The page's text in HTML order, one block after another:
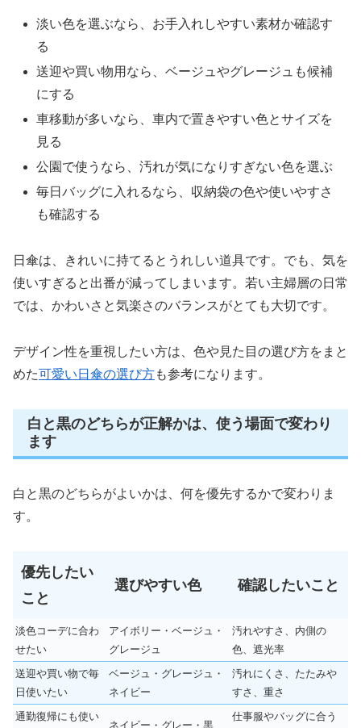
淡い色を選ぶなら、お手入れしやすい素材か確認す
る
送迎や買い物用なら、ベージュやグレージュも候補
にする
車移動が多いなら、車内で置きやすい色とサイズを
見る
公園で使うなら、汚れが気になりすぎない色を選ぶ
毎日バッグに入れるなら、収納袋の色や使いやすさ
も確認する
日傘は、きれいに持てるとうれしい道具です。でも、気を
使いすぎると出番が減ってしまいます。若い主婦層の日常
では、かわいさと気楽さのバランスがとても大切です。
デザイン性を重視したい方は、色や見た目の選び方をまと
めた可愛い日傘の選び方も参考になります。
白と黒のどちらが正解かは、使う場面で変わり
ます
白と黒のどちらがよいかは、何を優先するかで変わりま
す。
優先したい
こと
選びやすい色 確認したいこと
淡色コーデに合わ
せたい
アイボリー・ベージュ・
グレージュ
汚れやすさ、内側の
色、遮光率
送迎や買い物で毎
日使いたい
ベージュ・グレージュ・
ネイビー
汚れにくさ、たたみや
すさ、重さ
通勤復帰にも使い
ネイビー・グレー・黒
仕事服やバッグに合う